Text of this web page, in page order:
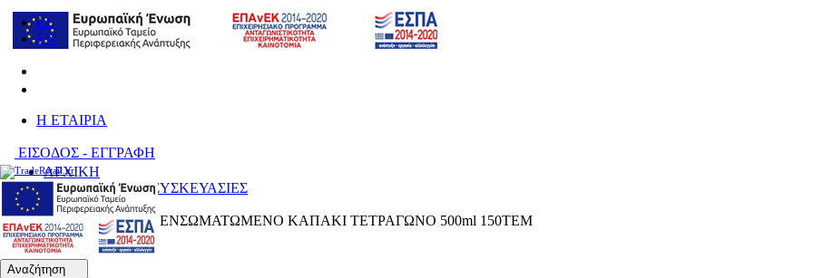
EL
EN
H ΕΤΑΙΡΙΑ
ΕΙΣΟΔΟΣ - ΕΓΓΡΑΦΗ
Αναζήτηση
ΑΡΧΙΚΗ
ΑΝΑΛΩΣΙΜΑ & ΣΥΣΚΕΥΑΣΙΕΣ
Δοχεία Pet
ΣΚΕΥΟΣ PET ΜΕ ΕΝΣΩΜΑΤΩΜΕΝΟ ΚΑΠΑΚΙ ΤΕΤΡΑΓΩΝΟ 500ml 150TEM